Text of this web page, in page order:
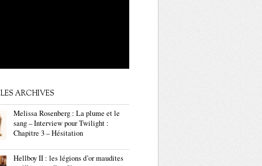
ARCHIVES
Melissa Rosenberg : La plume et le
sang – Interview pour Twilight :
Chapitre 3 – Hésitation
Hellboy II : les légions d’or maudites